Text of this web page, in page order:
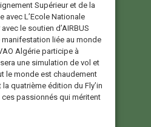
Supérieur et de la
avec L’Ecole Nationale
le soutien d’AIRBUS
liée au monde
Algérie participe à
une simulation de vol et
le monde est chaudement
la quatrième édition du Fly’in
ces passionnés qui méritent